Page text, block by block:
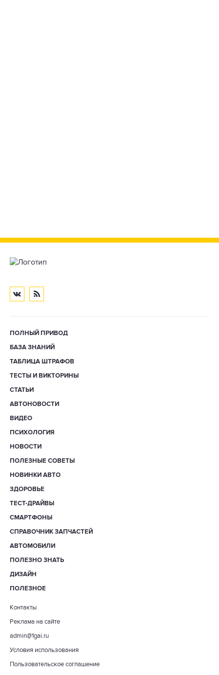
ПОЛНЫЙ ПРИВОД
БАЗА ЗНАНИЙ
ТАБЛИЦА ШТРАФОВ
ТЕСТЫ И ВИКТОРИНЫ
СТАТЬИ
АВТОНОВОСТИ
ВИДЕО
ПСИХОЛОГИЯ
НОВОСТИ
ПОЛЕЗНЫЕ СОВЕТЫ
НОВИНКИ АВТО
ЗДОРОВЬЕ
ТЕСТ-ДРАЙВЫ
СМАРТФОНЫ
СПРАВОЧНИК ЗАПЧАСТЕЙ
АВТОМОБИЛИ
ПОЛЕЗНО ЗНАТЬ
ДИЗАЙН
ПОЛЕЗНОЕ
Контакты
Реклама на сайте
admin@1gai.ru
Условия использования
Пользовательское соглашение